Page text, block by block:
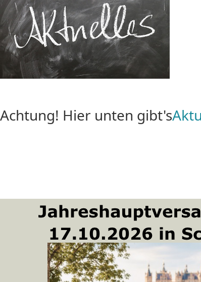
Achtung! Hier unten gibt's